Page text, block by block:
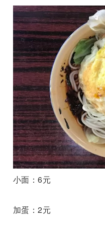
小面：6元
加蛋：2元